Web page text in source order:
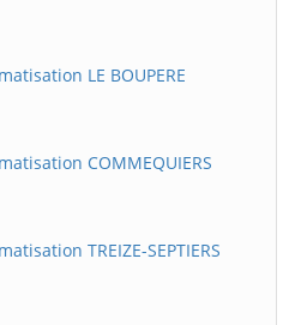
LE BOUPERE
COMMEQUIERS
TREIZE-SEPTIERS